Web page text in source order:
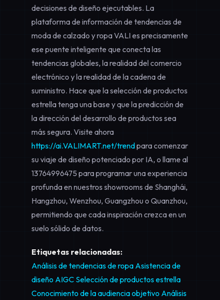
decisiones de diseño ejecutables. La
plataforma de información de tendencias de
moda de calzado y ropa VALI es precisamente
ese puente inteligente que conecta las
tendencias globales, la realidad del comercio
electrónico y la realidad de la cadena de
suministro. Hace que laselección de productos
estrellatenga una base y que lapredicción de
la dirección del desarrollo de productos sea
más segura. Visite ahora
https://ai.VALIMART.net/trendpara comenzar
su viaje de diseño potenciado por IA, o llame al
13764996475 para programar una experiencia
profunda en nuestros showrooms de Shanghái,
Hangzhou, Wenzhou, Guangzhou o Quanzhou,
permitiendo que cada inspiración crezca en un
suelo sólido de datos.
Etiquetas relacionadas:
Análisis de tendencias de ropa Asistencia de
diseño AIGC Selección de productos estrella
Conocimiento de la audiencia objetivo Análisis